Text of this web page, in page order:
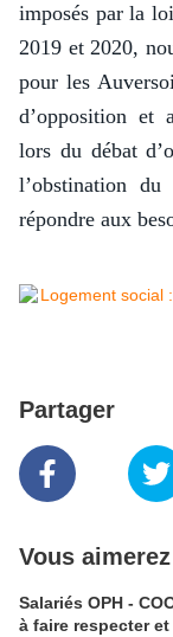
imposés par la
2019 et 2020,
pour les
d’opposition et
lors du débat
l’obstination
répondre aux
Partager
Vous
Salariés OPH - COOP HLM : les droits
à faire respecter